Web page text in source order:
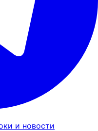
и новости